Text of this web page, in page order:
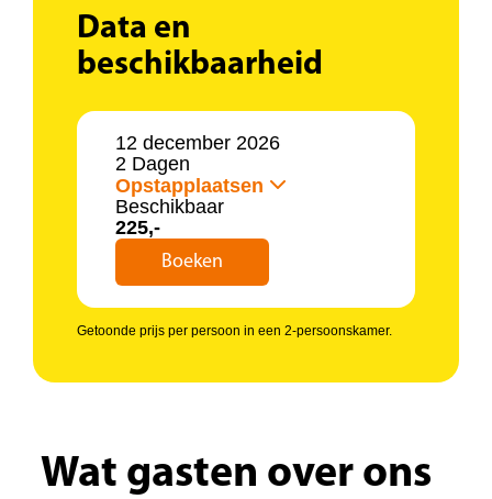
Data en
beschikbaarheid
12 december 2026
2 Dagen
Opstapplaatsen
Beschikbaar
225,-
Boeken
Getoonde prijs per persoon in een 2-persoonskamer.
Wat gasten over ons